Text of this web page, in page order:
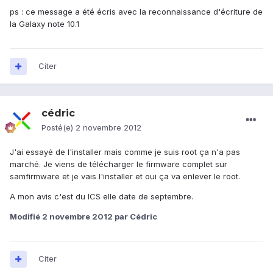
ps : ce message a été écris avec la reconnaissance d'écriture de
la Galaxy note 10.1
Citer
cédric
Posté(e) 2 novembre 2012
J'ai essayé de l'installer mais comme je suis root ça n'a pas
marché. Je viens de télécharger le firmware complet sur
samfirmware et je vais l'installer et oui ça va enlever le root.
A mon avis c'est du ICS elle date de septembre.
Modifié 2 novembre 2012 par Cédric
Citer